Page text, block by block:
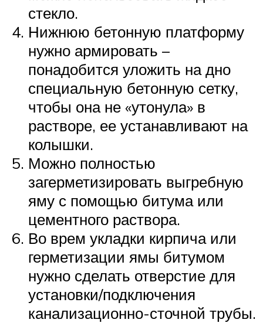
стекло.
Нижнюю бетонную платформу
нужно армировать –
понадобится уложить на дно
специальную бетонную сетку,
чтобы она не «утонула» в
растворе, ее устанавливают на
колышки.
Можно полностью
загерметизировать выгребную
яму с помощью битума или
цементного раствора.
Во врем укладки кирпича или
герметизации ямы битумом
нужно сделать отверстие для
установки/подключения
канализационно-сточной трубы.